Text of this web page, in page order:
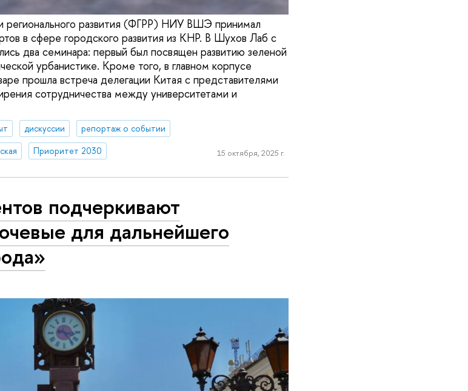
регионального развития (ФГРР) НИУ ВШЭ принимал
в сфере городского развития из КНР. В Шухов Лаб с
два семинара: первый был посвящен развитию зеленой
урбанистике. Кроме того, в главном корпусе
прошла встреча делегации Китая с представителями
сотрудничества между университетами и
дискуссии
репортаж о событии
Приоритет 2030 15 октября, 2025 г.
подчеркивают
для дальнейшего